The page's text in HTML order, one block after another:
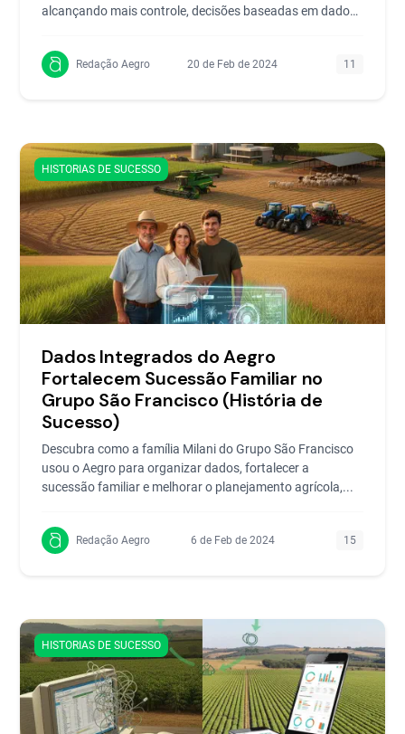
alcançando mais controle, decisões baseadas em dados
Redação Aegro 20 de Feb de 2024 11
HISTORIAS DE SUCESSO
Dados Integrados do Aegro
Fortalecem Sucessão Familiar no
Grupo São Francisco (História de
Sucesso)
Descubra como a família Milani do Grupo São Francisco
usou o Aegro para organizar dados, fortalecer a
sucessão familiar e melhorar o planejamento agrícola,...
Redação Aegro 6 de Feb de 2024 15
HISTORIAS DE SUCESSO